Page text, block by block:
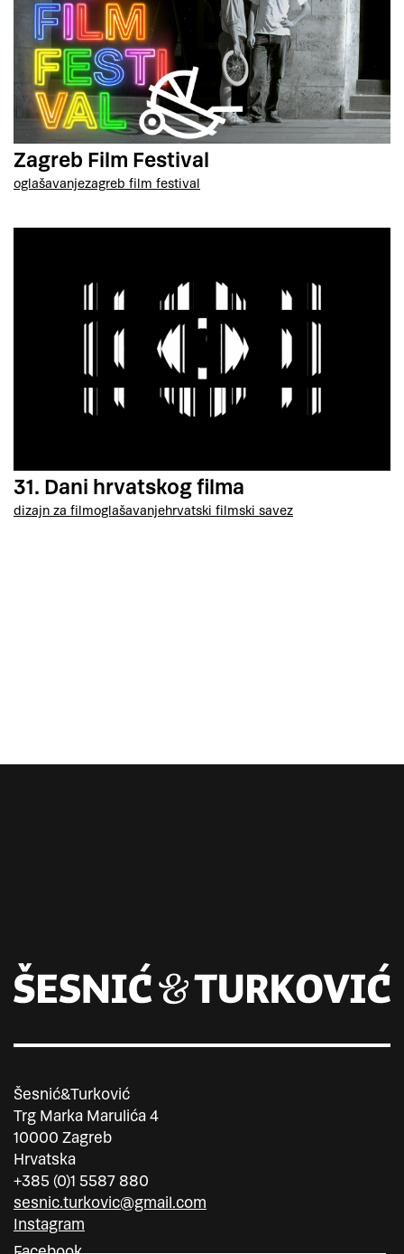
Zagreb Film Festival
oglašavanjezagreb film festival
31. Dani hrvatskog filma
dizajn za filmoglašavanjehrvatski filmski savez
Šesnić&Turković
Trg Marka Marulića 4
10000 Zagreb
Hrvatska
+385 (0)1 5587 880
sesnic.turkovic@gmail.com
Instagram